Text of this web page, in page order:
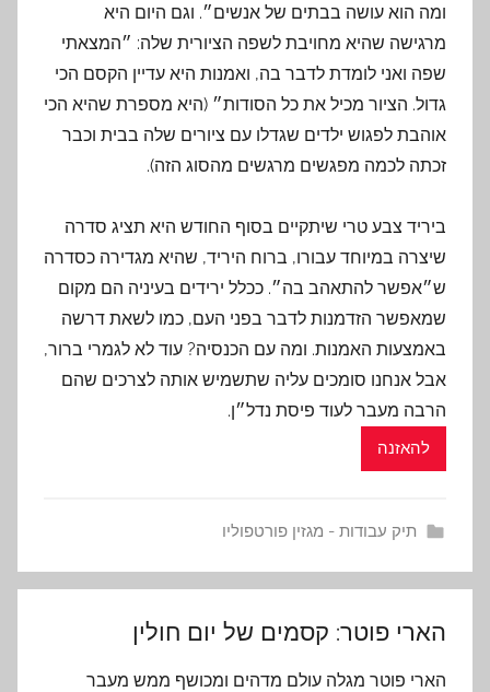
ומה הוא עושה בבתים של אנשים״. וגם היום היא
מרגישה שהיא מחויבת לשפה הציורית שלה: ״המצאתי
שפה ואני לומדת לדבר בה, ואמנות היא עדיין הקסם הכי
גדול. הציור מכיל את כל הסודות״ (היא מספרת שהיא הכי
אוהבת לפגוש ילדים שגדלו עם ציורים שלה בבית וכבר
זכתה לכמה מפגשים מרגשים מהסוג הזה).
ביריד צבע טרי שיתקיים בסוף החודש היא תציג סדרה
שיצרה במיוחד עבורו, ברוח היריד, שהיא מגדירה כסדרה
ש״אפשר להתאהב בה״. ככלל ירידים בעיניה הם מקום
שמאפשר הזדמנות לדבר בפני העם, כמו לשאת דרשה
באמצעות האמנות. ומה עם הכנסיה? עוד לא לגמרי ברור,
אבל אנחנו סומכים עליה שתשמיש אותה לצרכים שהם
הרבה מעבר לעוד פיסת נדל״ן.
להאזנה
תיק עבודות - מגזין פורטפוליו
הארי פוטר: קסמים של יום חולין
הארי פוטר מגלה עולם מדהים ומכושף ממש מעבר